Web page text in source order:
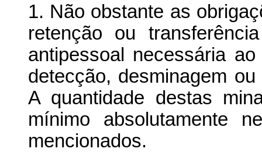
1. Não obstante as
retenção ou
antipessoal necessária
detecção, desminagem
A quantidade destas
mínimo absolutamente
mencionados.